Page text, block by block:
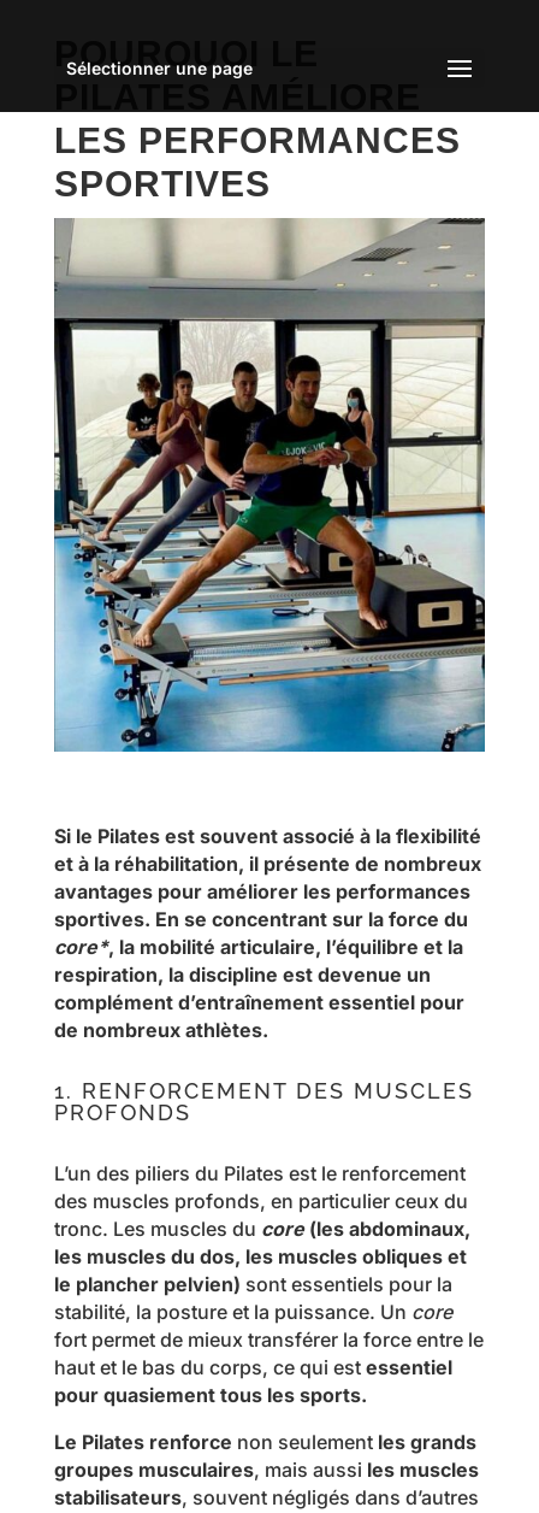
Sélectionner une page
POURQUOI LE
LES PERFORMANCES
SPORTIVES
Si le Pilates est souvent associé à la flexibilité
et à la réhabilitation, il présente de nombreux
avantages pour améliorer les performances
sportives. En se concentrant sur la force du
core*, la mobilité articulaire, l’équilibre et la
respiration, la discipline est devenue un
complément d’entraînement essentiel pour
de nombreux athlètes.
1. RENFORCEMENT DES MUSCLES
PROFONDS
L’un des piliers du Pilates est le renforcement
des muscles profonds, en particulier ceux du
tronc. Les muscles du core(les abdominaux,
les muscles du dos, les muscles obliques et
le plancher pelvien) sont essentiels pour la
stabilité, la posture et la puissance. Un core
fort permet de mieux transférer la force entre le
haut et le bas du corps, ce qui est essentiel
pour quasiement tous les sports.
Le Pilates renforce non seulement les grands
groupes musculaires, mais aussi les muscles
stabilisateurs, souvent négligés dans d’autres